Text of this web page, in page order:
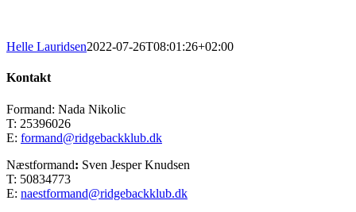
Helle Lauridsen2022-07-26T08:01:26+02:00
Kontakt
Formand: Nada Nikolic
T: 25396026
E: formand@ridgebackklub.dk
Næstformand: Sven Jesper Knudsen
T: 50834773
E: naestformand@ridgebackklub.dk